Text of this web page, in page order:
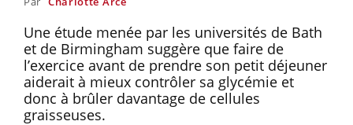
Une étude menée par les universités de Bath
et de Birmingham suggère que faire de
l’exercice avant de prendre son petit déjeuner
aiderait à mieux contrôler sa glycémie et
donc à brûler davantage de cellules
graisseuses.